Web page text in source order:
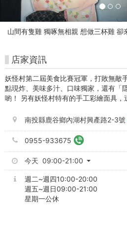
玩山間有隻雞 獨啄無相親 想做三杯雞 卻
店家資訊
妖怪村第二屆美食比賽冠軍，打敗無敵
點現炸、美味多汁、口味獨家，還有「
喲！ 另有妖怪村特有的手工彩繪面具，
南投縣鹿谷鄉內湖村興產路2-3號
0955-933675
今天 09:00-21:00
週二~週四10:00-20:00
週五~週日09:00-21:00
星期一公休